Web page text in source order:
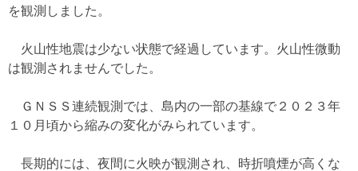
を観測しました。
火山性地震は少ない状態で経過しています。火山性微動
は観測されませんでした。
ＧＮＳＳ連続観測では、島内の一部の基線で２０２３年
１０月頃から縮みの変化がみられています。
長期的には、夜間に火映が観測され、時折噴煙が高くな